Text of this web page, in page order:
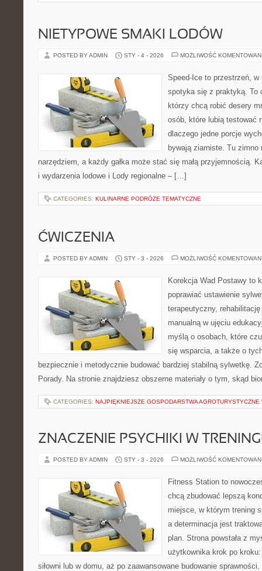
NIETYPOWE SMAKI LODÓW
POSTED BY ADMIN STY - 4 - 2026 MOŻLIWOŚĆ
Speed-Ice to przestrzeń, w
spotyka się z praktyką. To
którzy chcą robić desery
osób, które lubią testować
dlaczego jedne porcje
bywają ziarniste. Tu
narzędziem, a każdy gałka może stać się małą przyjemnością.
i wydarzenia lodowe i Lody regionalne – […]
CATEGORIES: KULINARNE PODRÓŻE TEMATYCZNE
ĆWICZENIA
POSTED BY ADMIN STY - 3 - 2026 MOŻLIWOŚĆ
Korekcja Wad Postawy to
poprawiać ustawienie
terapeutyczny,
manualną w ujęciu
myślą o osobach, które
się wsparcia, a także o
bezpiecznie i metodycznie budować bardziej stabilną sylwetkę.
Porady. Na stronie znajdziesz obszerne materiały o tym, skąd
CATEGORIES: NAJPIĘKNIEJSZE GOSPODARSTWA AGROTURYSTYCZNE
ZNACZENIE PSYCHIKI W
POSTED BY ADMIN STY - 3 - 2026 MOŻLIWOŚĆ
Fitness Station to
chcą zbudować lepszą
miejsce, w którym trening
a determinacja jest
plan. Strona powstała z
użytkownika krok po
siłowni lub w domu, aż po zaawansowane budowanie